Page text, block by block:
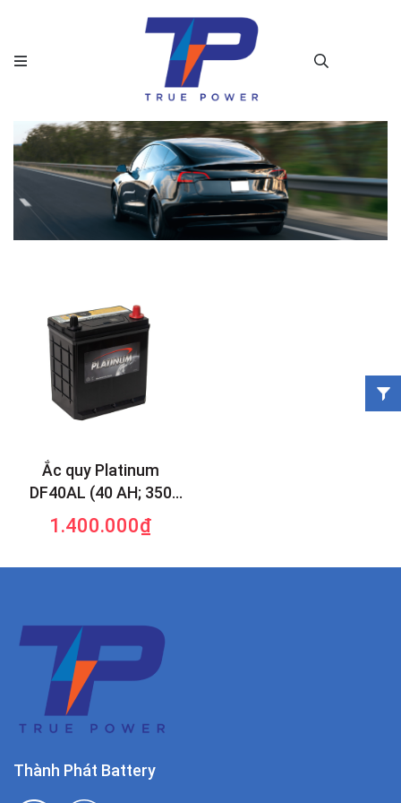
Ắc quy Platinum
DF40AL (40 AH; 350
CCA)
1.400.000₫
Thành Phát Battery